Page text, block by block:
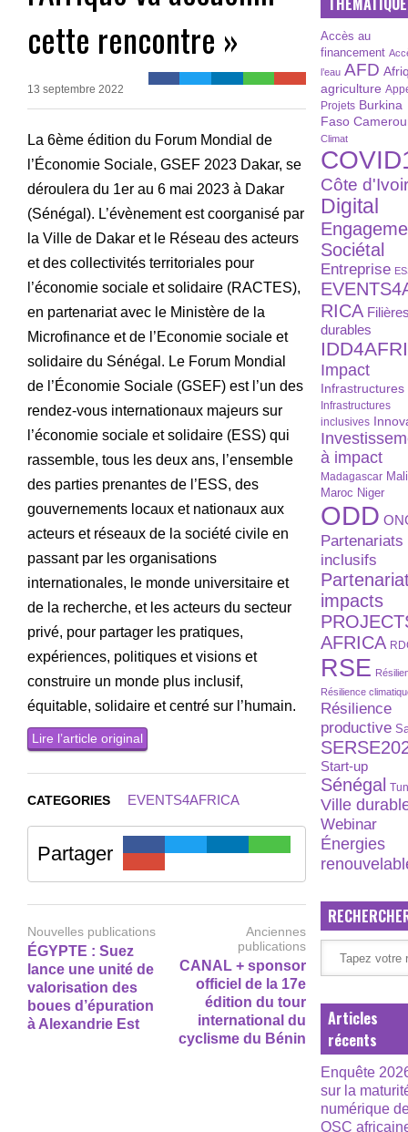
cette rencontre »
13 septembre 2022
La 6ème édition du Forum Mondial de
l’Économie Sociale, GSEF 2023 Dakar, se
déroulera du 1er au 6 mai 2023 à Dakar
(Sénégal). L’évènement est coorganisé par
la Ville de Dakar et le Réseau des acteurs
et des collectivités territoriales pour
l’économie sociale et solidaire (RACTES),
en partenariat avec le Ministère de la
Microfinance et de l’Economie sociale et
solidaire du Sénégal. Le Forum Mondial
de l’Économie Sociale (GSEF) est l’un des
rendez-vous internationaux majeurs sur
l’économie sociale et solidaire (ESS) qui
rassemble, tous les deux ans, l’ensemble
des parties prenantes de l’ESS, des
gouvernements locaux et nationaux aux
acteurs et réseaux de la société civile en
passant par les organisations
internationales, le monde universitaire et
de la recherche, et les acteurs du secteur
privé, pour partager les pratiques,
expériences, politiques et visions et
construire un monde plus inclusif,
équitable, solidaire et centré sur l’humain.
Lire l’article original
CATEGORIES EVENTS4AFRICA
Partager
Nouvelles publications
ÉGYPTE : Suez
lance une unité de
valorisation des
boues d’épuration
à Alexandrie Est
Anciennes
publications
CANAL + sponsor
officiel de la 17e
édition du tour
international du
cyclisme du Bénin
Accès au
financement
l’eau AFD
agriculture
Projets Burkina
Faso
Climat
Côte
Digital
Sociétal
Entreprise
RICA
durables
Impact
Infrastructures
Infrastructures
inclusives
à impact
Madagascar Mali
Maroc Niger
ODD
Partenariats
inclusifs
impacts
AFRICA
RSE
Résilience
Résilience
productive
Start-up
Sénégal
Ville
Webinar
Énergies
Articles
récents
Enquête
sur la
numérique
OSC